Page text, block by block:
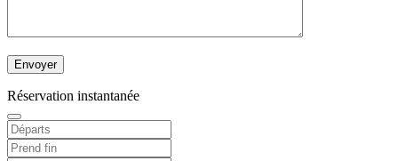
Réservation instantanée